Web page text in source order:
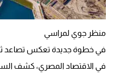
منظر جوي لمراسي
في خطوة جديدة تعكس تصاعد
في الاقتصاد المصري، كشف